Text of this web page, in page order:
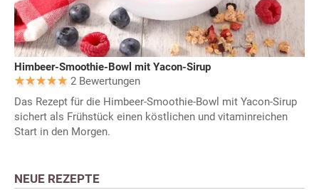
Himbeer-Smoothie-Bowl mit Yacon-Sirup
2 Bewertungen
Das Rezept für die Himbeer-Smoothie-Bowl mit Yacon-Sirup
sichert als Frühstück einen köstlichen und vitaminreichen
Start in den Morgen.
NEUE REZEPTE